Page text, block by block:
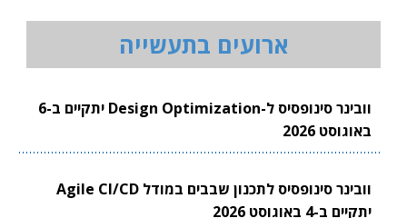
ארועים בתעשייה
וובינר סינופסיס ל-Design Optimization יתקיים ב-6
באוגוסט 2026
וובינר סינופסיס לתכנון שבבים במודל Agile CI/CD
יתקיים ב-4 באוגוסט 2026